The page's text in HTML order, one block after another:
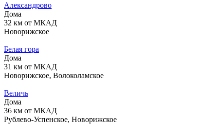
Александрово
Дома
32 км от МКАД
Новорижское
Белая гора
Дома
31 км от МКАД
Новорижское, Волоколамское
Величь
Дома
36 км от МКАД
Рублево-Успенское, Новорижское